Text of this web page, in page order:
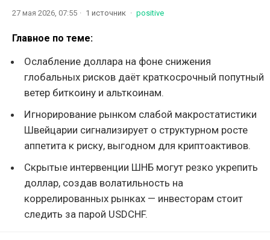
27 мая 2026, 07:55 1 источник positive
Главное по теме:
Ослабление доллара на фоне снижения
глобальных рисков даёт краткосрочный попутный
ветер биткоину и альткоинам.
Игнорирование рынком слабой макростатистики
Швейцарии сигнализирует о структурном росте
аппетита к риску, выгодном для криптоактивов.
Скрытые интервенции ШНБ могут резко укрепить
доллар, создав волатильность на
коррелированных рынках — инвесторам стоит
следить за парой USDCHF.